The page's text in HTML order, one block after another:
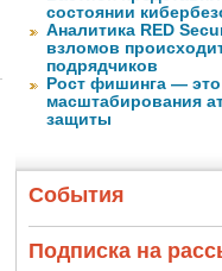
состоянии
Аналитика RED
взломов
подрядчиков
Рост фишинга —
масштабирования
защиты
События
Подписка на